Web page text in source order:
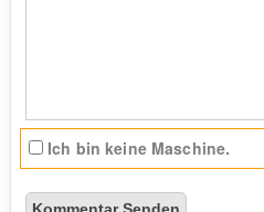
Ich bin keine Maschine.